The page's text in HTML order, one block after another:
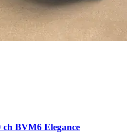
BVM6 Elegance